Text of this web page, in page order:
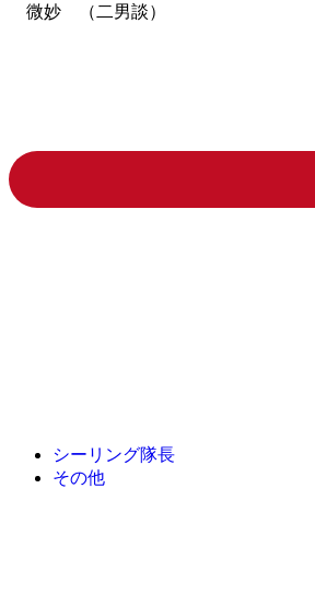
微妙 （二男談）
シーリング隊長
その他